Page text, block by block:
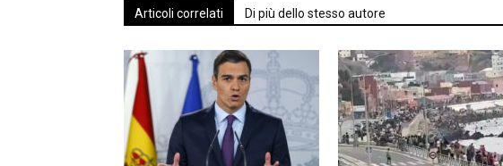
Articoli correlati Di più dello stesso autore